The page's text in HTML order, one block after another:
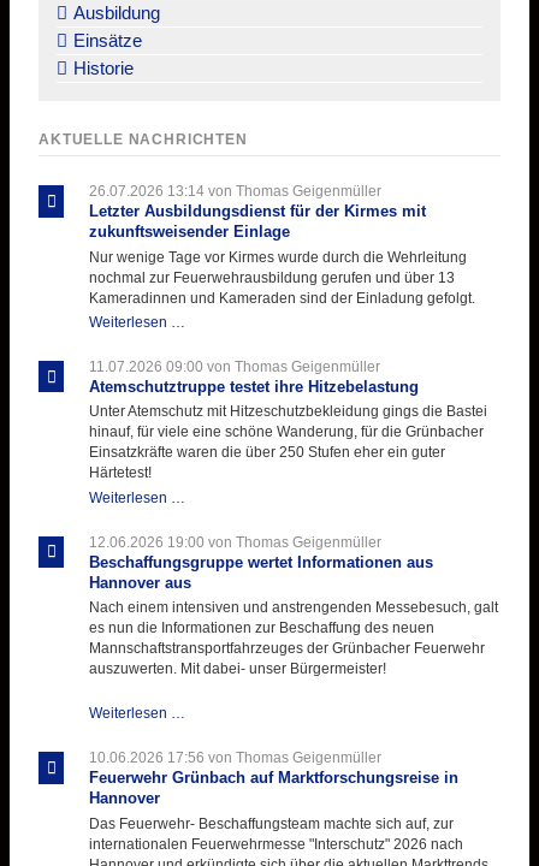
Ausbildung
Einsätze
Historie
AKTUELLE NACHRICHTEN
26.07.2026 13:14von Thomas Geigenmüller
Letzter Ausbildungsdienst für der Kirmes mit
zukunftsweisender Einlage
Nur wenige Tage vor Kirmes wurde durch die Wehrleitung
nochmal zur Feuerwehrausbildung gerufen und über 13
Kameradinnen und Kameraden sind der Einladung gefolgt.
Weiterlesen …
für
der
Kirmes
mit
zukunftsweisender
11.07.2026 09:00 von Thomas Geigenmüller
Atemschutztruppe testet ihre Hitzebelastung
Unter Atemschutz mit Hitzeschutzbekleidung gings die Bastei
hinauf, für viele eine schöne Wanderung, für die Grünbacher
Einsatzkräfte waren die über 250 Stufen eher ein guter
Härtetest!
Weiterlesen …
ihre
Hitzebelastung
12.06.2026 19:00 von Thomas Geigenmüller
Beschaffungsgruppe wertet Informationen aus
Hannover aus
Nach einem intensiven und anstrengenden Messebesuch, galt
es nun die Informationen zur Beschaffung des neuen
Mannschaftstransportfahrzeuges der Grünbacher Feuerwehr
auszuwerten. Mit dabei- unser Bürgermeister!
Weiterlesen …
Informationen
aus
10.06.2026 17:56 von Thomas Geigenmüller
Feuerwehr Grünbach auf Marktforschungsreise in
Hannover
Das Feuerwehr- Beschaffungsteam machte sich auf, zur
internationalen Feuerwehrmesse "Interschutz" 2026 nach